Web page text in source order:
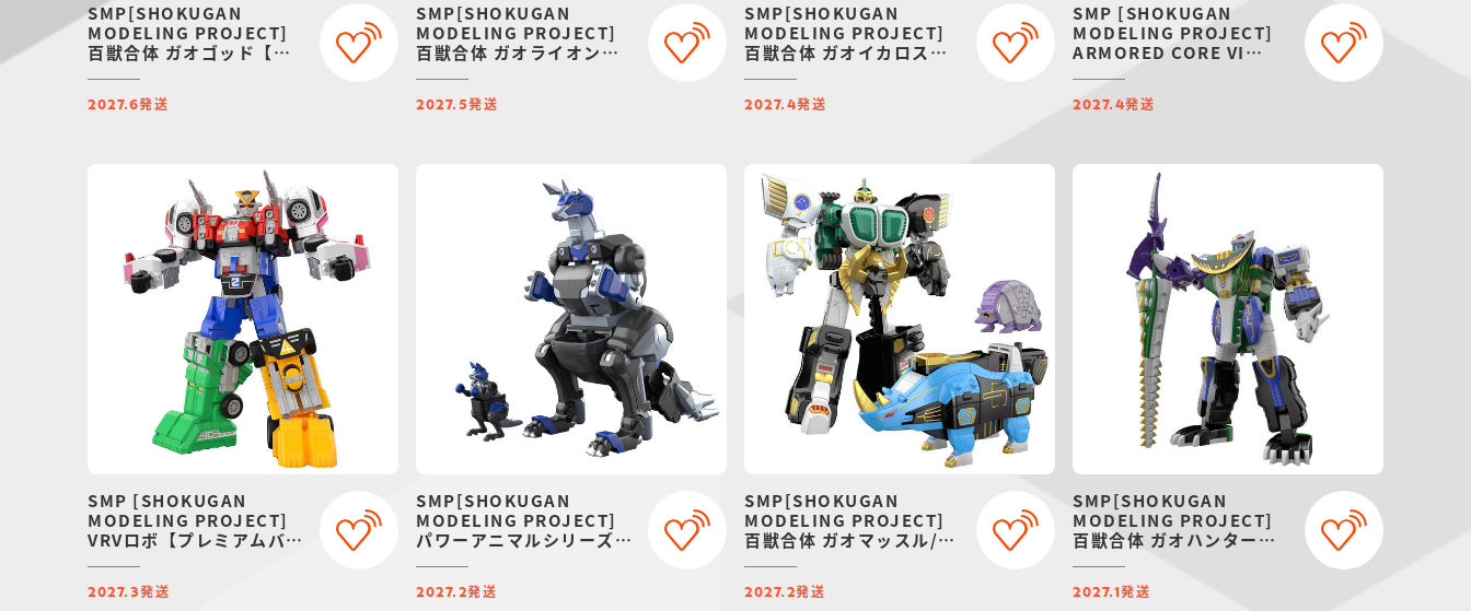
SMP[SHOKUGAN
MODELING PROJECT]
百獣合体 ガオゴッド【再
2027.6発送
SMP[SHOKUGAN
MODELING PROJECT]
百獣合体 ガオライオン＆
2027.5発送
SMP[SHOKUGAN
MODELING PROJECT]
百獣合体 ガオイカロス
2027.4発送
SMP [SHOKUGAN
MODELING PROJECT]
ARMORED CORE VI
ミアムバンダイ限定】
2027.4発送
SMP [SHOKUGAN
MODELING PROJECT]
VRVロボ【プレミアムバン
2027.3発送
SMP[SHOKUGAN
MODELING PROJECT]
パワーアニマルシリーズ
定】
2027.2発送
SMP[SHOKUGAN
MODELING PROJECT]
百獣合体 ガオマッスル/ガ
送】
2027.2発送
SMP[SHOKUGAN
MODELING PROJECT]
百獣合体 ガオハンター
2027.1発送